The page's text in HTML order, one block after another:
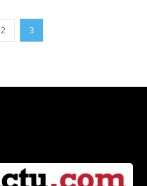
2 3